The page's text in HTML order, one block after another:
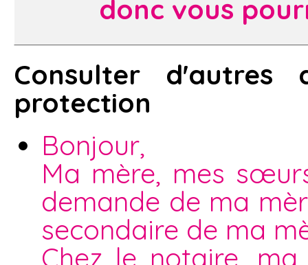
donc vous
Consulter
protection
Bonjour,
Ma mère, mes
demande de ma
secondaire de ma
Chez le notaire,